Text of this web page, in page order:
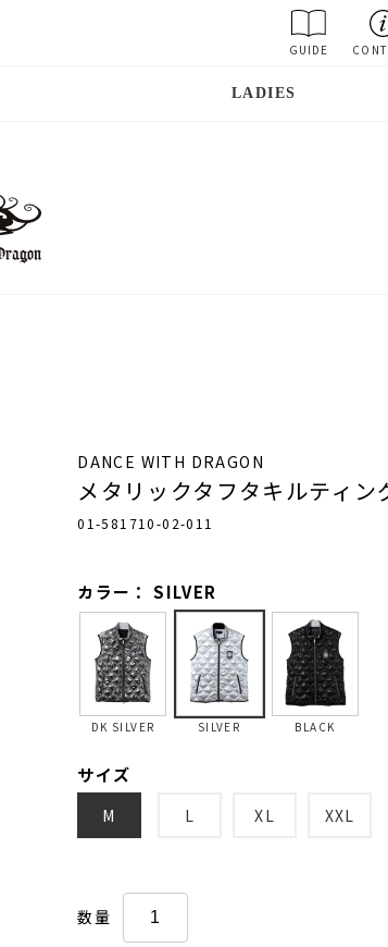
GUIDE
LADIES
DANCE WITH DRAGON
メタリックタフタキルティン
01-581710-02-011
カラー： SILVER
DK SILVER SILVER BLACK
サイズ
M L XL XXL
数量